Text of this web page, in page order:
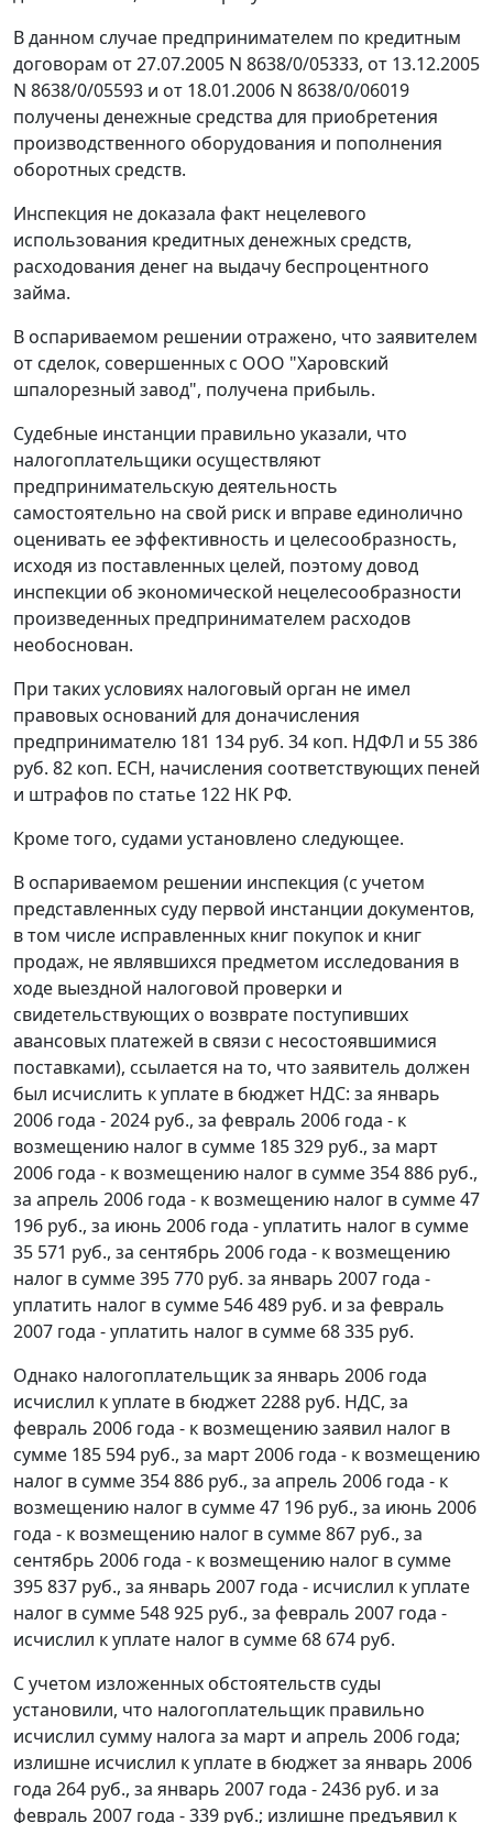
В данном случае предпринимателем по кредитным
договорам от 27.07.2005 N 8638/0/05333, от 13.12.2005
N 8638/0/05593 и от 18.01.2006 N 8638/0/06019
получены денежные средства для приобретения
производственного оборудования и пополнения
оборотных средств.
Инспекция не доказала факт нецелевого
использования кредитных денежных средств,
расходования денег на выдачу беспроцентного
займа.
В оспариваемом решении отражено, что заявителем
от сделок, совершенных с ООО "Харовский
шпалорезный завод", получена прибыль.
Судебные инстанции правильно указали, что
налогоплательщики осуществляют
предпринимательскую деятельность
самостоятельно на свой риск и вправе единолично
оценивать ее эффективность и целесообразность,
исходя из поставленных целей, поэтому довод
инспекции об экономической нецелесообразности
произведенных предпринимателем расходов
необоснован.
При таких условиях налоговый орган не имел
правовых оснований для доначисления
предпринимателю 181 134 руб. 34 коп. НДФЛ и 55 386
руб. 82 коп. ЕСН, начисления соответствующих пеней
и штрафов по статье 122 НК РФ.
Кроме того, судами установлено следующее.
В оспариваемом решении инспекция (с учетом
представленных суду первой инстанции документов,
в том числе исправленных книг покупок и книг
продаж, не являвшихся предметом исследования в
ходе выездной налоговой проверки и
свидетельствующих о возврате поступивших
авансовых платежей в связи с несостоявшимися
поставками), ссылается на то, что заявитель должен
был исчислить к уплате в бюджет НДС: за январь
2006 года - 2024 руб., за февраль 2006 года - к
возмещению налог в сумме 185 329 руб., за март
2006 года - к возмещению налог в сумме 354 886 руб.,
за апрель 2006 года - к возмещению налог в сумме 47
196 руб., за июнь 2006 года - уплатить налог в сумме
35 571 руб., за сентябрь 2006 года - к возмещению
налог в сумме 395 770 руб. за январь 2007 года -
уплатить налог в сумме 546 489 руб. и за февраль
2007 года - уплатить налог в сумме 68 335 руб.
Однако налогоплательщик за январь 2006 года
исчислил к уплате в бюджет 2288 руб. НДС, за
февраль 2006 года - к возмещению заявил налог в
сумме 185 594 руб., за март 2006 года - к возмещению
налог в сумме 354 886 руб., за апрель 2006 года - к
возмещению налог в сумме 47 196 руб., за июнь 2006
года - к возмещению налог в сумме 867 руб., за
сентябрь 2006 года - к возмещению налог в сумме
395 837 руб., за январь 2007 года - исчислил к уплате
налог в сумме 548 925 руб., за февраль 2007 года -
исчислил к уплате налог в сумме 68 674 руб.
С учетом изложенных обстоятельств суды
установили, что налогоплательщик правильно
исчислил сумму налога за март и апрель 2006 года;
излишне исчислил к уплате в бюджет за январь 2006
года 264 руб., за январь 2007 года - 2436 руб. и за
февраль 2007 года - 339 руб.; излишне предъявил к